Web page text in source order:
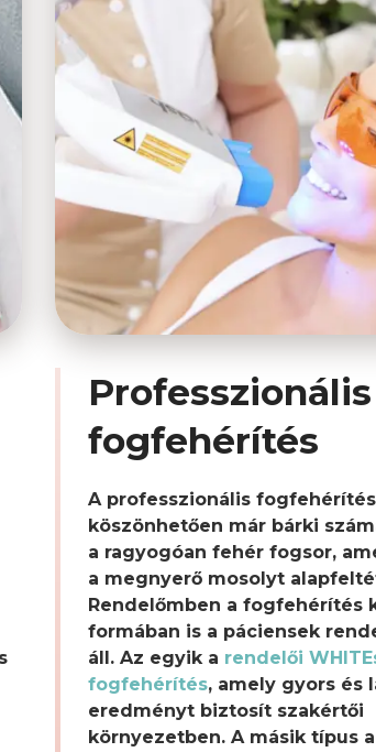
Professzionális
fogfehérítés
A professzionális
köszönhetően már bárki
a ragyogóan fehér fogsor,
a megnyerő mosolyt
Rendelőmben a fogfehérítés
formában is a páciensek
áll. Az egyik a rendelői
fogfehérítés, amely gyors és
eredményt biztosít szakértői
környezetben. A másik típus a